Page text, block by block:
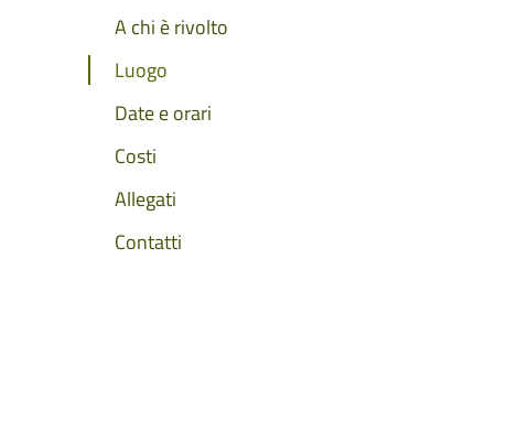
A chi è rivolto
Luogo
Date e orari
Costi
Allegati
Contatti